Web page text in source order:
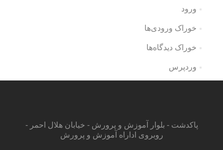
ورود
خوراک ورودی‌ها
خوراک دیدگاه‌ها
وردپرس
پاکدشت - بلوار آموزش و پرورش - خیابان هلال احمر -
روبروی اداراه آموزش و پرورش